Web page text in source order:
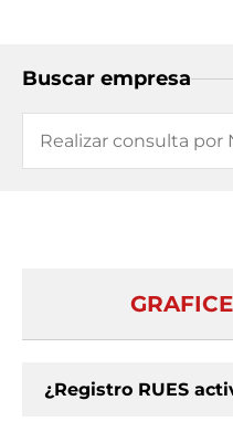
Buscar empresa
¿Registro RUES